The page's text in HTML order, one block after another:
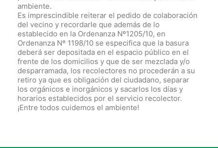
ambiente.
Es imprescindible reiterar el pedido de colaboración
del vecino y recordarle que además de lo
establecido en la Ordenanza Nº1205/10, en
Ordenanza Nº 1198/10 se especifica que la basura
deberá ser depositada en el espacio público en el
frente de los domicilios y que de ser mezclada y/o
desparramada, los recolectores no procederán a su
retiro ya que es obligación del ciudadano, separar
los orgánicos e inorgánicos y sacarlos los días y
horarios establecidos por el servicio recolector.
¡Entre todos cuidemos el ambiente!